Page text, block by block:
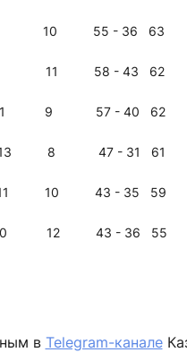
10 55 - 36 63
58 - 43 62
9 57 - 40 62
47 - 31 61
43 - 35 59
43 - 36 55
в Telegram-канале